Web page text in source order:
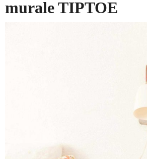
murale TIPTOE